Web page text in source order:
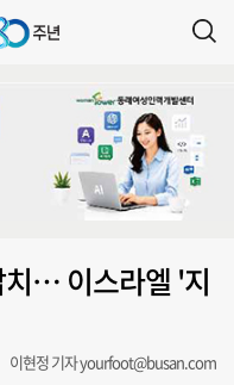
치… 이스라엘 '지
이현정 기자 yourfoot@busan.com